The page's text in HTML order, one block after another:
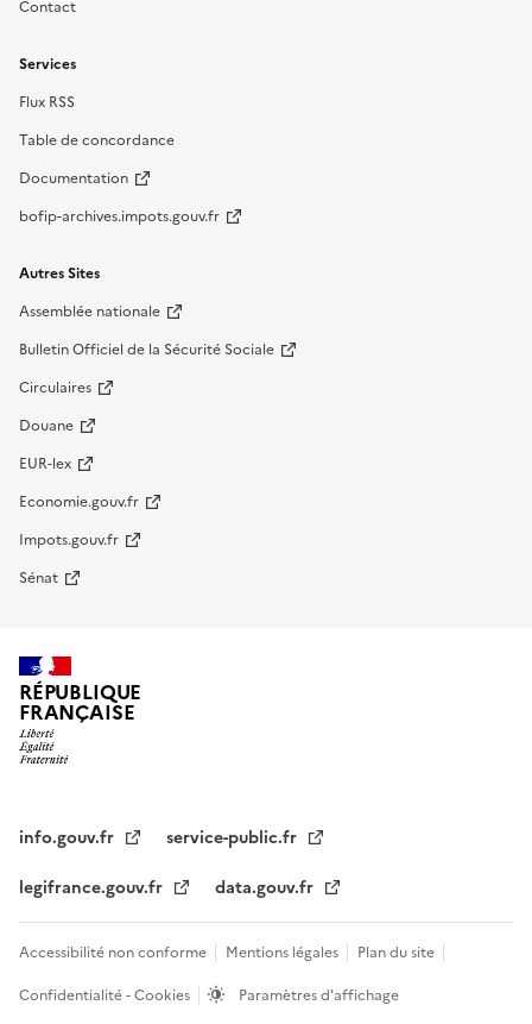
Contact
Services
Flux RSS
Table de concordance
Documentation
bofip-archives.impots.gouv.fr
Autres Sites
Assemblée nationale
Bulletin Officiel de la Sécurité Sociale
Circulaires
Douane
EUR-lex
Economie.gouv.fr
Impots.gouv.fr
Sénat
RÉPUBLIQUE
FRANÇAISE
info.gouv.fr
service-public.fr
legifrance.gouv.fr
data.gouv.fr
Accessibilité non conforme Mentions légales
Plan du site
Confidentialité - Cookies
Paramètres d'affichage